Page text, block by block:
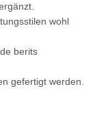
wohl
berits
gefertigt werden.